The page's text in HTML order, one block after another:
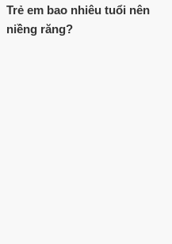
Trẻ em bao nhiêu tuổi nên
niềng răng?